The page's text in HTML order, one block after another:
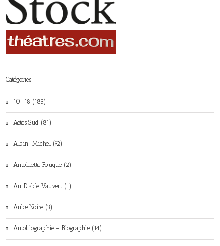
Catégories
10-18 (183)
Actes Sud (81)
Albin-Michel (92)
Antoinette Fouque (2)
Au Diable Vauvert (1)
Aube Noire (3)
Autobiographie – Biographie (14)